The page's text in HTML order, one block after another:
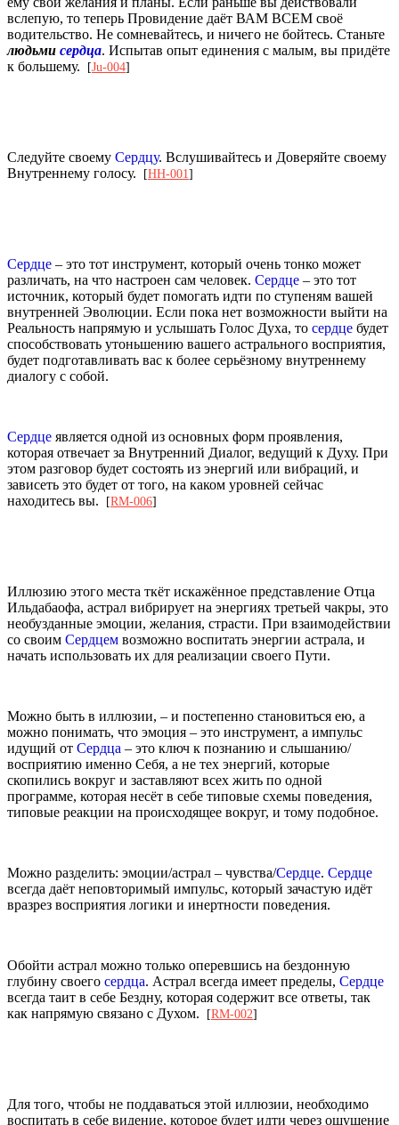
вслепую, то теперь Провидение даёт ВАМ ВСЕМ своё
водительство. Не сомневайтесь, и ничего не бойтесь. Станьте
людьми сердца. Испытав опыт единения с малым, вы придёте
к большему.
[Ju-004]
Следуйте своему Сердцу. Вслушивайтесь и Доверяйте своему
Внутреннему голосу.
[HH-001 ]
Сердце – это тот инструмент, который очень тонко может
различать, на что настроен сам человек. Сердце – это тот
источник, который будет помогать идти по ступеням вашей
внутренней Эволюции. Если пока нет возможности выйти на
Реальность напрямую и услышать Голос Духа, то сердце будет
способствовать утоньшению вашего астрального восприятия,
будет подготавливать вас к более серьёзному внутреннему
диалогу с собой.
Сердце является одной из основных форм проявления,
которая отвечает за Внутренний Диалог, ведущий к Духу. При
этом разговор будет состоять из энергий или вибраций, и
зависеть это будет от того, на каком уровней сейчас
находитесь вы.
[RM-006]
Иллюзию этого места ткёт искажённое представление Отца
Ильдабаофа, астрал вибрирует на энергиях третьей чакры, это
необузданные эмоции, желания, страсти. При взаимодействии
со своим Сердцем возможно воспитать энергии астрала, и
начать использовать их для реализации своего Пути.
Можно быть в иллюзии, – и постепенно становиться ею, а
можно понимать, что эмоция – это инструмент, а импульс
идущий от Сердца – это ключ к познанию и слышанию/
восприятию именно Себя, а не тех энергий, которые
скопились вокруг и заставляют всех жить по одной
программе, которая несёт в себе типовые схемы поведения,
типовые реакции на происходящее вокруг, и тому подобное.
Можно разделить: эмоции/астрал – чувства/Сердце. Сердце
всегда даёт неповторимый импульс, который зачастую идёт
вразрез восприятия логики и инертности поведения.
Обойти астрал можно только оперевшись на бездонную
глубину своего сердца. Астрал всегда имеет пределы, Сердце
всегда таит в себе Бездну, которая содержит все ответы, так
как напрямую связано с Духом.
[RM-002]
Для того, чтобы не поддаваться этой иллюзии, необходимо
воспитать в себе видение, которое будет идти через ощущение